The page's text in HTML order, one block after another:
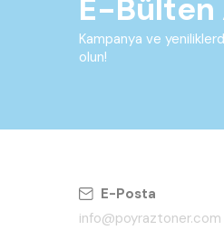
E-
Kampanya ve
olun!
E-Posta
info@poyraztoner.com